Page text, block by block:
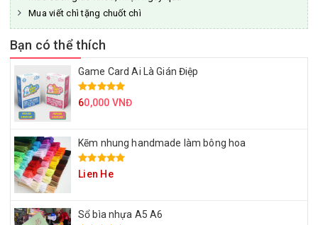
Mua viết chì tặng chuốt chì
Bạn có thể thích
Game Card Ai Là Gián Điệp
60,000 VNĐ
Kẽm nhung handmade làm bông hoa
Lien He
Sổ bìa nhựa A5 A6